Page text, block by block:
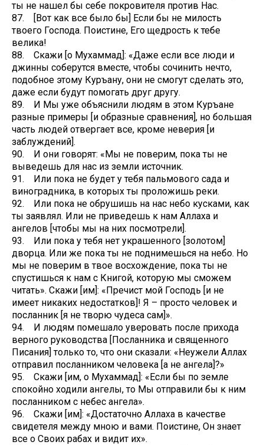
ты не нашел бы себе покровителя против Нас.
87. [Вот как все было бы] Если бы не милость
твоего Господа. Поистине, Его щедрость к тебе
велика!
88. Скажи [о Мухаммад]: «Даже если все люди и
джинны соберутся вместе, чтобы сочинить нечто,
подобное этому Куръану, они не смогут сделать это,
даже если будут помогать друг другу.
89. И Мы уже объяснили людям в этом Куръане
разные примеры [и образные сравнения], но большая
часть людей отвергает все, кроме неверия [и
заблуждений].
90. И они говорят: «Мы не поверим, пока ты не
выведешь для нас из земли источник.
91. Или пока не будет у тебя пальмового сада и
виноградника, в которых ты проложишь реки.
92. Или пока не обрушишь на нас небо кусками, как
ты заявлял. Или не приведешь к нам Аллаха и
ангелов [чтобы мы на них посмотрели].
93. Или пока у тебя нет украшенного [золотом]
дворца. Или же пока ты не поднимешься на небо. Но
мы не поверим в твое восхождение, пока ты не
спустишься к нам с Книгой, которую мы сможем
читать». Скажи [им]: «Пречист мой Господь [и не
имеет никаких недостатков]! Я – просто человек и
посланник [я не творю чудеса сам]».
94. И людям помешало уверовать после прихода
верного руководства [Посланника и священного
Писания] только то, что они сказали: «Неужели Аллах
отправил посланником человека [а не ангела]?»
95. Скажи [им, о Мухаммад]: «Если бы по земле
спокойно ходили ангелы, то Мы отправили бы к ним
посланником с небес ангела».
96. Скажи [им]: «Достаточно ­Аллаха в качестве
свидетеля между мною и вами. Поистине, Он знает
все о Своих рабах и видит их».